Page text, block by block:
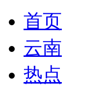
首页
云南
热点